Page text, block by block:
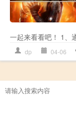
一起来看看吧！ 1、
dp 04-06